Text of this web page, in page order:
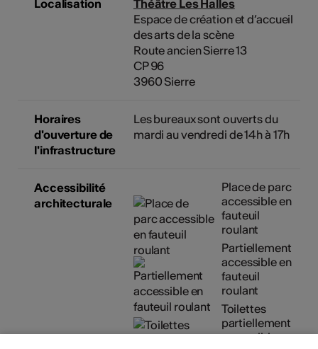
Localisation
Théâtre Les Halles
Espace de création et d’accueil
des arts de la scène
Route ancien Sierre 13
CP 96
3960 Sierre
Horaires
d'ouverture de
l'infrastructure
Les bureaux sont ouverts du
mardi au vendredi de 14h à 17h
Accessibilité
architecturale
Place de parc
accessible en
fauteuil
roulant
Partiellement
accessible en
fauteuil
roulant
Toilettes
partiellement
accessibles en